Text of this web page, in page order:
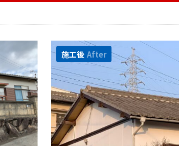
施工後 After